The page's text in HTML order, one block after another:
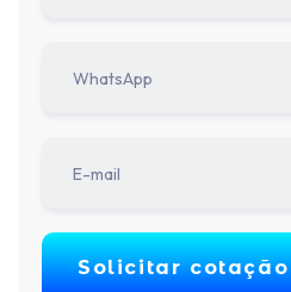
Solicitar cotação